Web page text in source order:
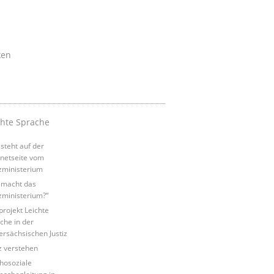
Sprache
auf der
vom
das
Leichte
in der
Justiz
verstehen